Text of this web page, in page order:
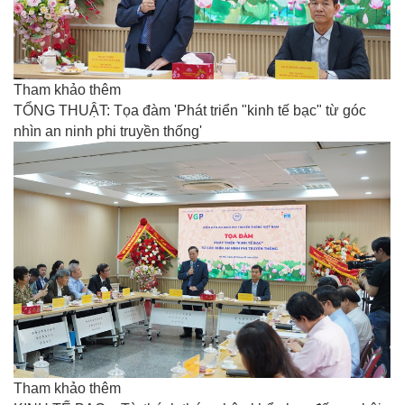
Tham khảo thêm
TỔNG THUẬT: Tọa đàm 'Phát triển "kinh tế bạc" từ góc
nhìn an ninh phi truyền thống'
Tham khảo thêm